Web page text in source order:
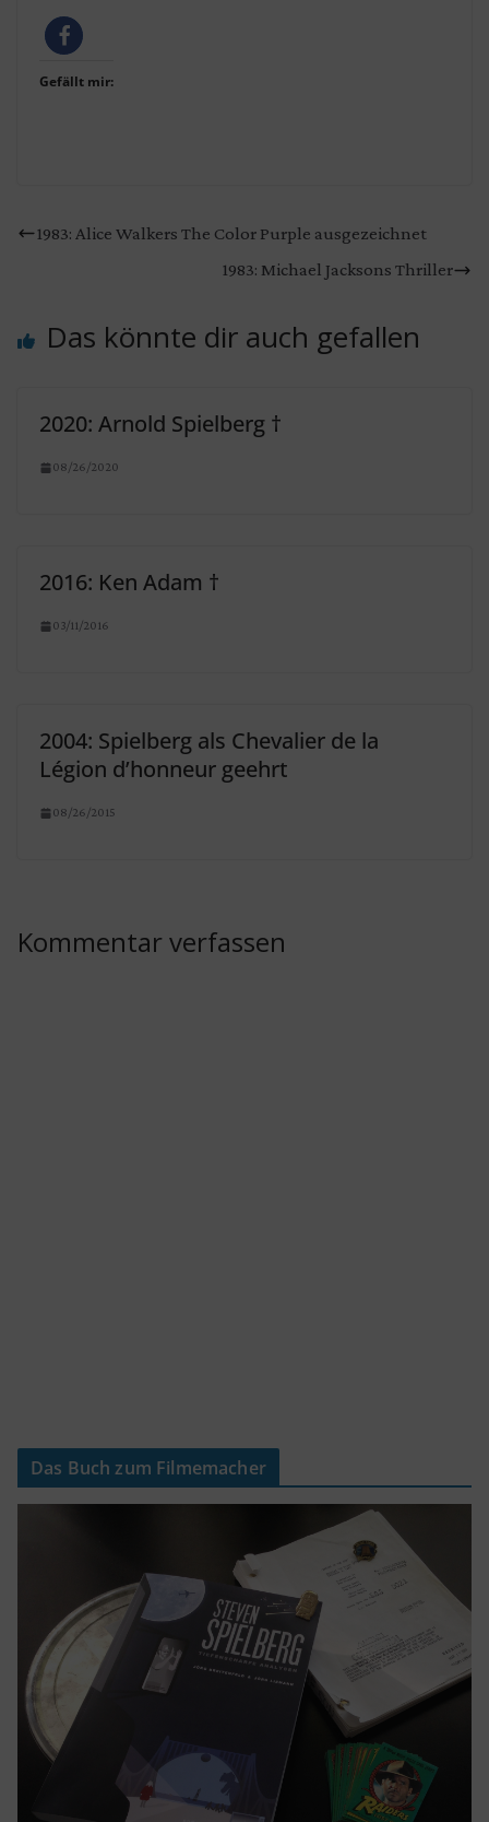
Gefällt mir:
1983: Alice Walkers The Color Purple ausgezeichnet
1983: Michael Jacksons Thriller
Das könnte dir auch gefallen
2020: Arnold Spielberg †
08/26/2020
2016: Ken Adam †
03/11/2016
2004: Spielberg als Chevalier de la
Légion d’honneur geehrt
08/26/2015
Kommentar verfassen
Das Buch zum Filmemacher